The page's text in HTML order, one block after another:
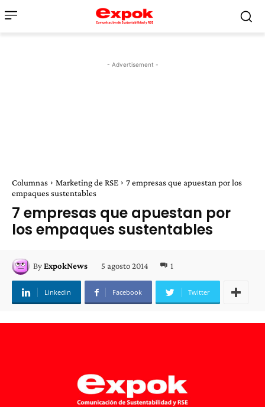
- Advertisement -
Columnas Marketing de RSE
7 empresas que apuestan por los
empaques sustentables
7 empresas que apuestan por
los empaques sustentables
ByExpokNews 5 agosto 2014 1
Linkedin Facebook Twitter